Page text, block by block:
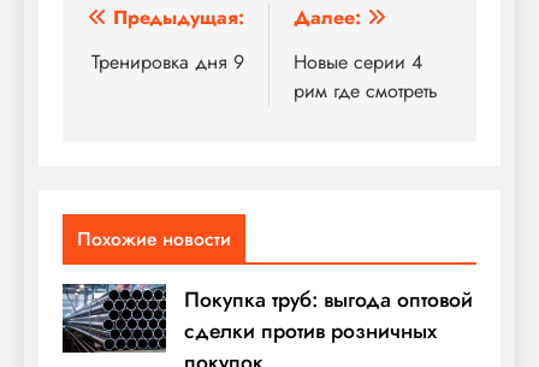
Навигация
по
Предыдущая:
Тренировка дня 9
Далее:
Новые серии 4
рим где смотреть
Похожие новости
Покупка труб: выгода оптовой
сделки против розничных